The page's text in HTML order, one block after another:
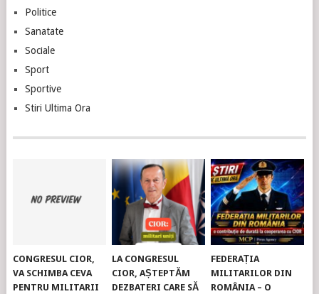
Politice
Sanatate
Sociale
Sport
Sportive
Stiri Ultima Ora
CONGRESUL CIOR,
VA SCHIMBA CEVA
PENTRU MILITARII
LA CONGRESUL
CIOR, AȘTEPTĂM
DEZBATERI CARE SĂ
FEDERAȚIA
MILITARILOR DIN
ROMÂNIA – O